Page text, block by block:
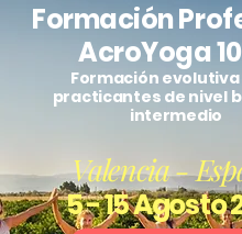
Formación
AcroYoga
Formación
practicantes de nivel
intermedio
Valencia -
5 - 15 Agosto